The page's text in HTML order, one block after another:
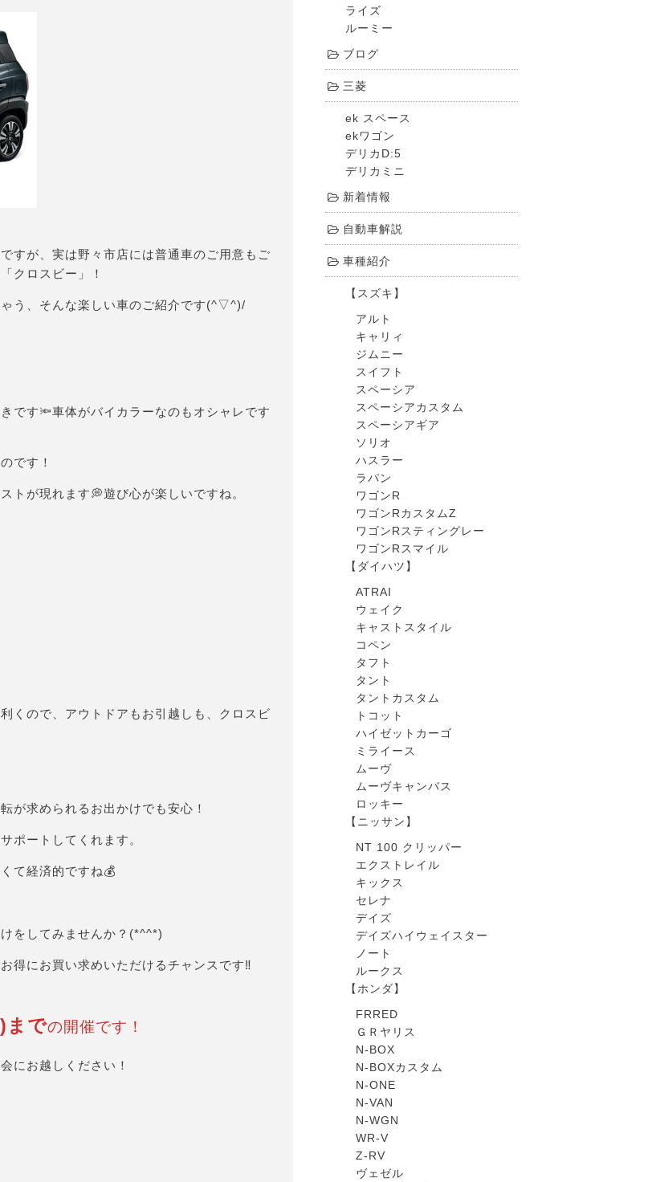
すが、実は野々市店には普通車のご用意もご
クロスビー」！
う、そんな楽しい車のご紹介です(^▽^)/
です🔦車体がバイカラーなのもオシャレです
です！
トが現れます💭遊び心が楽しいですね。
くので、アウトドアもお引越しも、クロスビ
が求められるお出かけでも安心！
ポートしてくれます。
て経済的ですね💰
をしてみませんか？(*^^*)
得にお買い求めいただけるチャンスです‼
までの開催です！
にお越しください！
ライズ
ルーミー
ブログ
三菱
ek スペース
ekワゴン
デリカD:5
デリカミニ
新着情報
自動車解説
車種紹介
【スズキ】
アルト
キャリィ
ジムニー
スイフト
スペーシア
スペーシアカスタム
スペーシアギア
ソリオ
ハスラー
ラパン
ワゴンR
ワゴンRカスタムZ
ワゴンRスティングレー
ワゴンRスマイル
【ダイハツ】
ATRAI
ウェイク
キャストスタイル
コペン
タフト
タント
タントカスタム
トコット
ハイゼットカーゴ
ミライース
ムーヴ
ムーヴキャンバス
ロッキー
【ニッサン】
NT 100 クリッパー
エクストレイル
キックス
セレナ
デイズ
デイズハイウェイスター
ノート
ルークス
【ホンダ】
FRRED
ＧＲヤリス
N-BOX
N-BOXカスタム
N-ONE
N-VAN
N-WGN
WR-V
Z-RV
ヴェゼル